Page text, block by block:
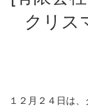
クリス
１２月２４日は